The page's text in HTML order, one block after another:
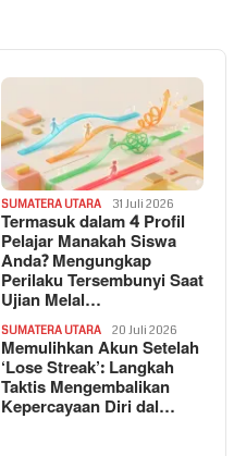
SUMATERA UTARA 31 Juli 2026
Termasuk dalam 4 Profil
Pelajar Manakah Siswa
Anda? Mengungkap
Perilaku Tersembunyi Saat
Ujian Melal…
SUMATERA UTARA 20 Juli 2026
Memulihkan Akun Setelah
‘Lose Streak’: Langkah
Taktis Mengembalikan
Kepercayaan Diri dal…